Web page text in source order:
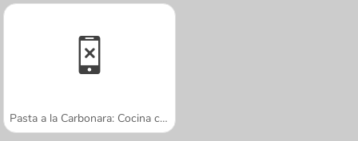
Pasta a la Carbonara: Cocina con Sara